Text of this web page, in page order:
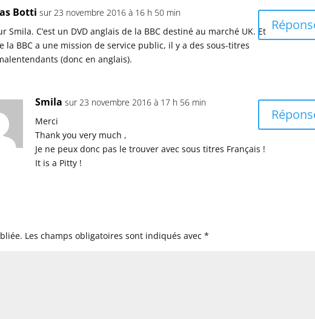
Botti sur 23 novembre 2016 à 16 h 50 min
Smila. C’est un DVD anglais de la BBC destiné au marché UK. Et
la BBC a une mission de service public, il y a des sous-titres
(donc en anglais).
Smila sur 23 novembre 2016 à 17 h 56 min
Merci
Thank you very much ,
Je ne peux donc pas le trouver avec sous titres Français !
It is a Pitty !
Les champs obligatoires sont indiqués avec*